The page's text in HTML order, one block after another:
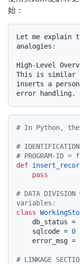
始：
Let me explain
analogies:
High-Level
This is similar
inserts a
# In Python, the
#
# PROGRAM-ID
def
pass
# DATA
variables:
class
    db_status =
    sqlcode =
0
    error_msg =
# LINKAGE